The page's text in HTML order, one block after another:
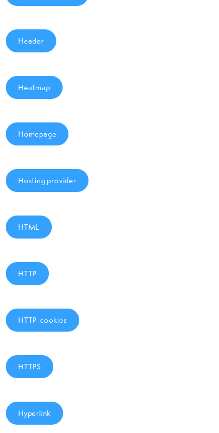
Header
Heatmap
Homepage
Hosting provider
HTML
HTTP
HTTP-cookies
HTTPS
Hyperlink